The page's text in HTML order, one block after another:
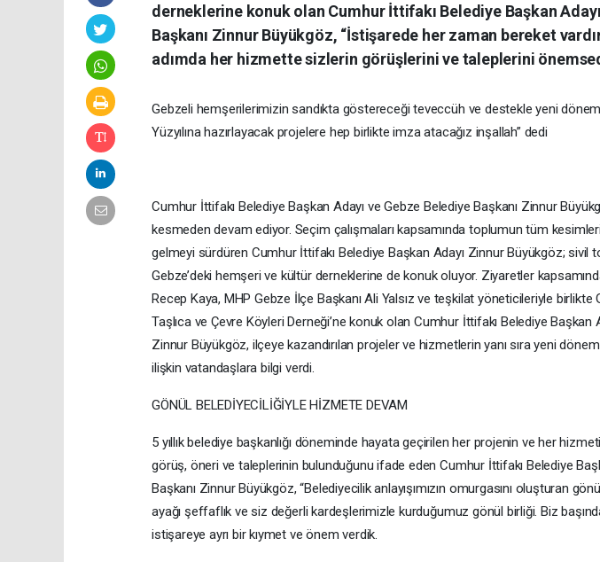
derneklerine konuk olan Cumhur İttifakı Belediye Başkan
Başkanı Zinnur Büyükgöz, “İstişarede her zaman bereket
adımda her hizmette sizlerin görüşlerini ve taleplerini
Gebzeli hemşerilerimizin sandıkta göstereceği teveccüh ve destekle yeni
Yüzyılına hazırlayacak projelere hep birlikte imza atacağız inşallah” dedi
Cumhur İttifakı Belediye Başkan Adayı ve Gebze Belediye Başkanı Zinnur
kesmeden devam ediyor. Seçim çalışmaları kapsamında toplumun tüm
gelmeyi sürdüren Cumhur İttifakı Belediye Başkan Adayı Zinnur Büyükgöz; sivil
Gebze’deki hemşeri ve kültür derneklerine de konuk oluyor. Ziyaretler
Recep Kaya, MHP Gebze İlçe Başkanı Ali Yalsız ve teşkilat yöneticileriyle
Taşlıca ve Çevre Köyleri Derneği’ne konuk olan Cumhur İttifakı Belediye Başkan
Zinnur Büyükgöz, ilçeye kazandırılan projeler ve hizmetlerin yanı sıra yeni
ilişkin vatandaşlara bilgi verdi.
GÖNÜL BELEDİYECİLİĞİYLE HİZMETE DEVAM
5 yıllık belediye başkanlığı döneminde hayata geçirilen her projenin ve her
görüş, öneri ve taleplerinin bulunduğunu ifade eden Cumhur İttifakı Belediye
Başkanı Zinnur Büyükgöz, “Belediyecilik anlayışımızın omurgasını oluşturan
ayağı şeffaflık ve siz değerli kardeşlerimizle kurduğumuz gönül birliği. Biz
istişareye ayrı bir kıymet ve önem verdik.